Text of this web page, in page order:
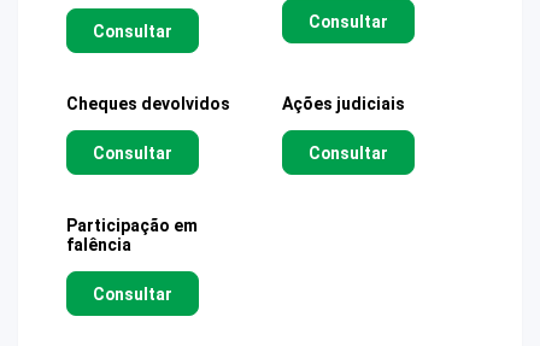
Consultar Consultar
Cheques devolvidos
Consultar
Ações judiciais
Consultar
Participação em
falência
Consultar